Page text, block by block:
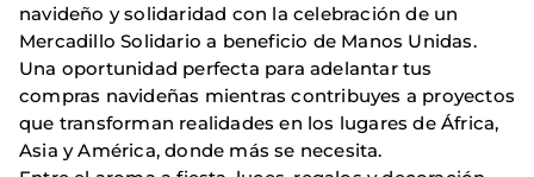
navideño y solidaridad con la celebración de un
Mercadillo Solidario a beneficio de Manos Unidas.
Una oportunidad perfecta para adelantar tus
compras navideñas mientras contribuyes a proyectos
que transforman realidades en los lugares de África,
Asia y América, donde más se necesita.